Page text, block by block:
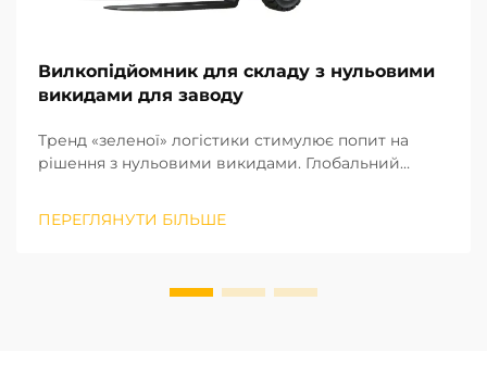
Вилкопідйомник для складу з нульовими
викидами для заводу
Тренд «зеленої» логістики стимулює попит на
рішення з нульовими викидами. Глобальний
Залишкові логістичні процеси на фабриках є
ПЕРЕГЛЯНУТИ БІЛЬШЕ